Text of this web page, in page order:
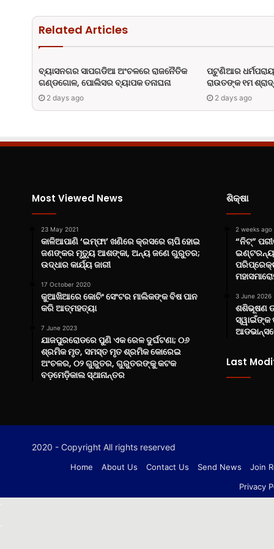
Related Articles
ବ୍ୟାସନଗର ସାପଗଡିଆ ଅଂଚଳରେ ରାଜନୈତିକ
ଗଣ୍ଡଗୋଳ, ପୋଲିସର ବ୍ୟାପକ ତନାଘନା
2 days ago
ପଟୁଣିଆର
ରାଉତଙ୍କ ୧ମ
2 days ago
Most Viewed News
23 May 2021
କାଳିଆପାଣି ‘ଇମ୍ଫା’ ଖଣିରେ କ୍ରସରେ ଚାପି ହୋଇ
ଜଣଙ୍କର ମୃତ୍ୟୁ ଆଶଙ୍କା, ଅନ୍ୟ ଜଣେ ଗୁରୁତର;
ଉଦ୍ଧାର କାର୍ଯ୍ୟ ଜାରୀ
17 October 2020
କୁଆଖିଆରେ କୋଚିଂ ସେଂଟର ମାଲିକଙ୍କ ବିଷ ପାନ
କରି ଆତ୍ମହତ୍ୟା
7 June 2023
ଯାଜପୁରରୋଡରେ ପୁଣି ଏକ ରେଳ ଦୁର୍ଘଟଣା; ୦୬
ଶ୍ରମିକ ମୃତ, ସମସ୍ତ ମୃତ ଶ୍ରମିକ କୋରେଇ
ଅଂଚଳର, ୦୨ ଗୁରୁତର, ଗୁରୁତରଙ୍କୁ କଟକ
ବଡ଼ମେଡ଼ିକାଲ ସ୍ଥାନାନ୍ତର
ଶିକ୍ଷା
2 weeks ago
“ନିଟ୍‌”
3 June 2026
ଶଶିଭୂଷଣ
ସ୍ୱାଇଁଙ୍କ
Last
2020 - Copyright All rights reserved
Home About Us Contact Us Send News Join
Privacy